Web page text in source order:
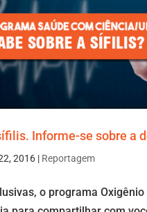
Informe-se sobre a
2016 | Reportagem
o programa